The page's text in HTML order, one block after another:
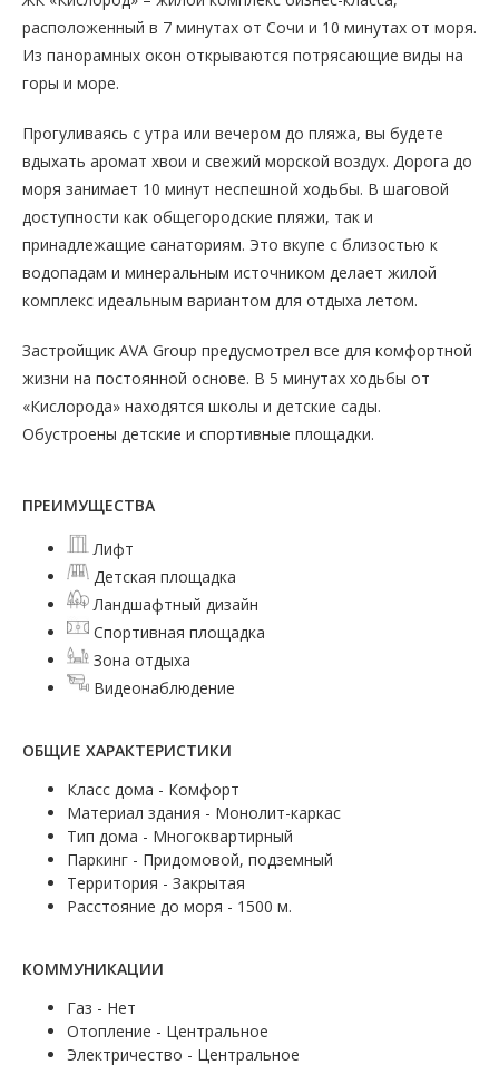
расположенный в 7 минутах от Сочи и 10 минутах от моря.
Из панорамных окон открываются потрясающие виды на
горы и море.
Прогуливаясь с утра или вечером до пляжа, вы будете
вдыхать аромат хвои и свежий морской воздух. Дорога до
моря занимает 10 минут неспешной ходьбы. В шаговой
доступности как общегородские пляжи, так и
принадлежащие санаториям. Это вкупе с близостью к
водопадам и минеральным источником делает жилой
комплекс идеальным вариантом для отдыха летом.
Застройщик AVA Group предусмотрел все для комфортной
жизни на постоянной основе. В 5 минутах ходьбы от
«Кислорода» находятся школы и детские сады.
Обустроены детские и спортивные площадки.
ПРЕИМУЩЕСТВА
Лифт
Детская площадка
Ландшафтный дизайн
Спортивная площадка
Зона отдыха
Видеонаблюдение
ОБЩИЕ ХАРАКТЕРИСТИКИ
Класс дома - Комфорт
Материал здания - Монолит-каркас
Тип дома - Многоквартирный
Паркинг - Придомовой, подземный
Территория - Закрытая
Расстояние до моря - 1500 м.
КОММУНИКАЦИИ
Газ - Нет
Отопление - Центральное
Электричество - Центральное